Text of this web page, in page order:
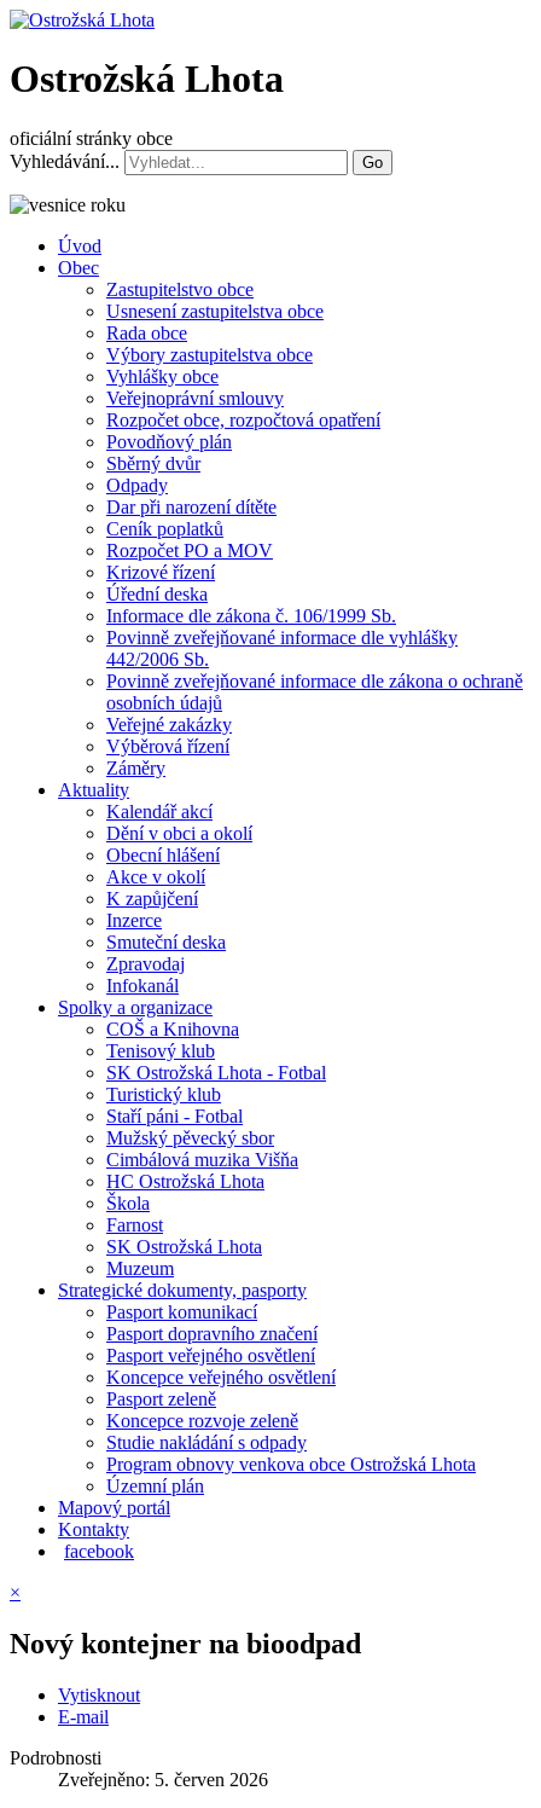
Ostrožská Lhota
oficiální stránky obce
Vyhledávání...
Go
Úvod
Obec
Zastupitelstvo obce
Usnesení zastupitelstva obce
Rada obce
Výbory zastupitelstva obce
Vyhlášky obce
Veřejnoprávní smlouvy
Rozpočet obce, rozpočtová opatření
Povodňový plán
Sběrný dvůr
Odpady
Dar při narození dítěte
Ceník poplatků
Rozpočet PO a MOV
Krizové řízení
Úřední deska
Informace dle zákona č. 106/1999 Sb.
Povinně zveřejňované informace dle vyhlášky
442/2006 Sb.
Povinně zveřejňované informace dle zákona o ochraně
osobních údajů
Veřejné zakázky
Výběrová řízení
Záměry
Aktuality
Kalendář akcí
Dění v obci a okolí
Obecní hlášení
Akce v okolí
K zapůjčení
Inzerce
Smuteční deska
Zpravodaj
Infokanál
Spolky a organizace
COŠ a Knihovna
Tenisový klub
SK Ostrožská Lhota - Fotbal
Turistický klub
Staří páni - Fotbal
Mužský pěvecký sbor
Cimbálová muzika Višňa
HC Ostrožská Lhota
Škola
Farnost
SK Ostrožská Lhota
Muzeum
Strategické dokumenty, pasporty
Pasport komunikací
Pasport dopravního značení
Pasport veřejného osvětlení
Koncepce veřejného osvětlení
Pasport zeleně
Koncepce rozvoje zeleně
Studie nakládání s odpady
Program obnovy venkova obce Ostrožská Lhota
Územní plán
Mapový portál
Kontakty
facebook
×
Nový kontejner na bioodpad
Vytisknout
E-mail
Podrobnosti
Zveřejněno: 5. červen 2026